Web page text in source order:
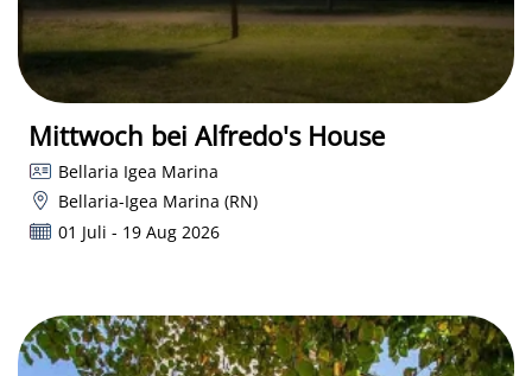
Mittwoch bei Alfredo's House
Bellaria Igea Marina
Bellaria-Igea Marina (RN)
01 Juli - 19 Aug 2026